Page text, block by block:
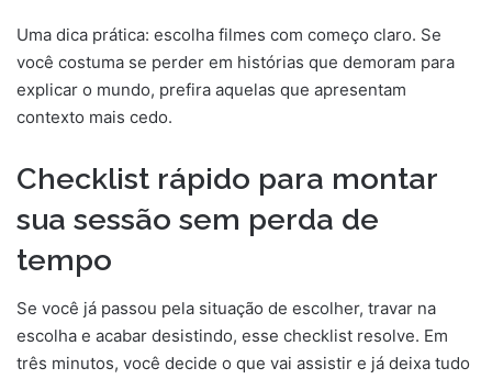
Uma dica prática: escolha filmes com começo claro. Se
você costuma se perder em histórias que demoram para
explicar o mundo, prefira aquelas que apresentam
contexto mais cedo.
Checklist rápido para montar
sua sessão sem perda de
tempo
Se você já passou pela situação de escolher, travar na
escolha e acabar desistindo, esse checklist resolve. Em
três minutos, você decide o que vai assistir e já deixa tudo